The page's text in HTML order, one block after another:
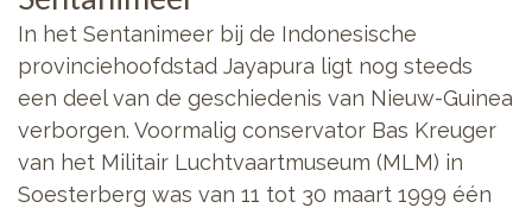
In het Sentanimeer bij de Indonesische
provinciehoofdstad Jayapura ligt nog steeds
een deel van de geschiedenis van Nieuw-Guinea
verborgen. Voormalig conservator Bas Kreuger
van het Militair Luchtvaartmuseum (MLM) in
Soesterberg was van 11 tot 30 maart 1999 één